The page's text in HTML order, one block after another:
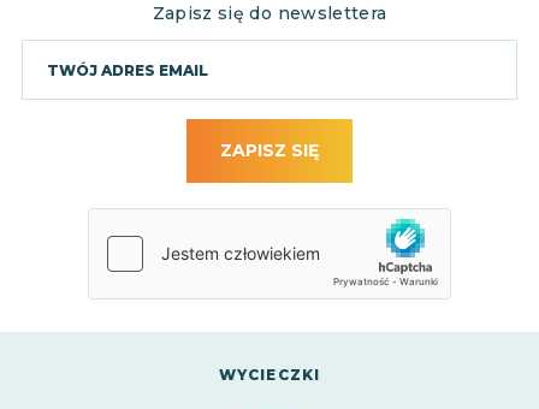
Zapisz się do newslettera
ZAPISZ SIĘ
WYCIECZKI